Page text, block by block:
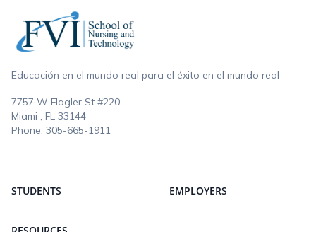
Educación en el mundo real para el éxito en el mundo real
7757 W Flagler St #220
Miami , FL 33144
Phone: 305-665-1911
STUDENTS EMPLOYERS